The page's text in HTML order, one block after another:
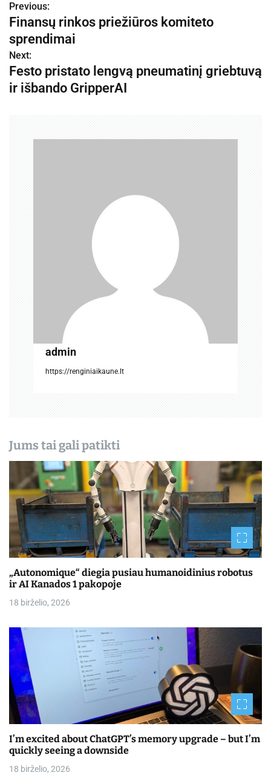
N
a
v
i
Previous:
Finansų rinkos priežiūros komiteto
sprendimai
Next:
Festo pristato lengvą pneumatinį griebtuvą
ir išbando GripperAI
admin
https://renginiaikaune.lt
Jums tai gali patikti
„Autonomique“ diegia pusiau humanoidinius robotus
ir AI Kanados 1 pakopoje
18 birželio, 2026
I’m excited about ChatGPT’s memory upgrade – but I’m
quickly seeing a downside
18 birželio, 2026